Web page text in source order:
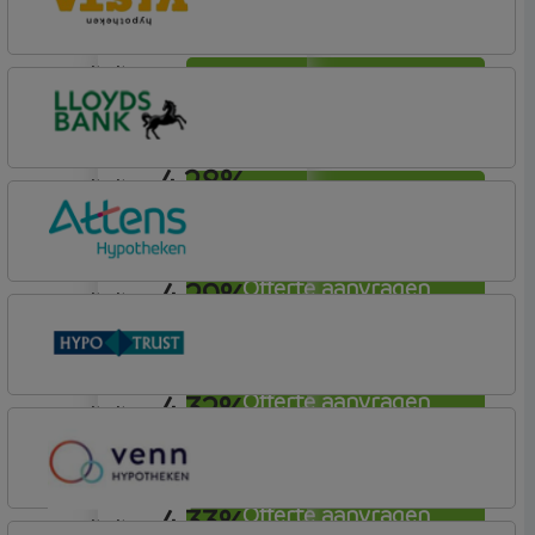
annuiteit
4,28%
Offerte aanvragen
Vista Hypotheken
annuiteit
4,29%
Offerte aanvragen
Lloyds Bank
Hypotheek (1)
annuiteit
4,32%
Offerte aanvragen
annuiteit
4,33%
Vrij Leven Hypotheek
annuiteit